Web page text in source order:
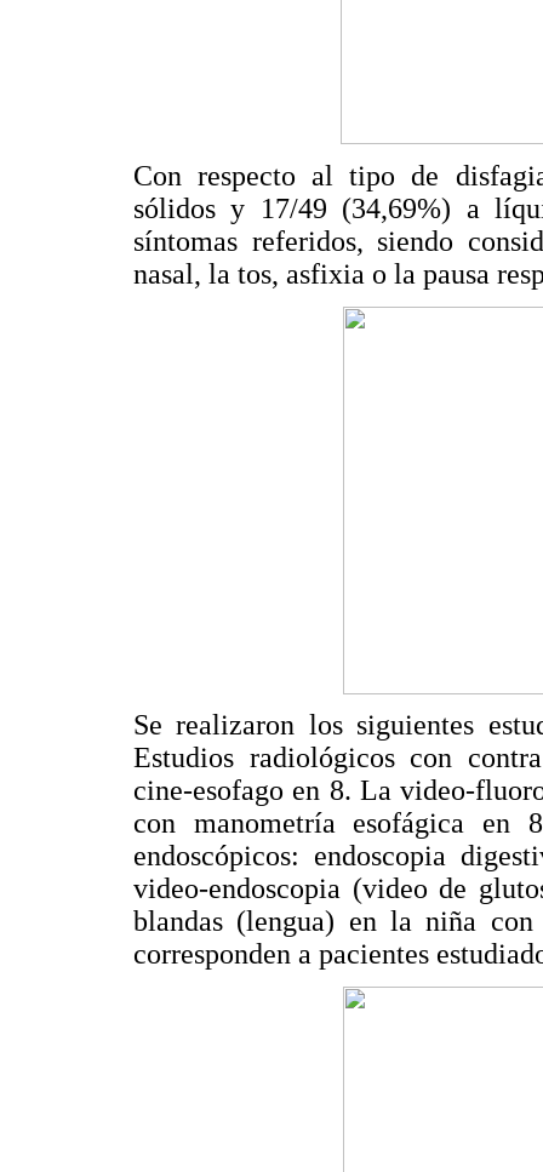
Con respecto al tipo de
sólidos y 17/49 (34,69%) a
síntomas referidos, siendo
nasal, la tos, asfixia o la pausa
Se realizaron los siguientes
Estudios radiológicos con
cine-esofago en 8. La video-
con manometría esofágica
endoscópicos: endoscopia
video-endoscopia (video de
blandas (lengua) en la niña
corresponden a pacientes